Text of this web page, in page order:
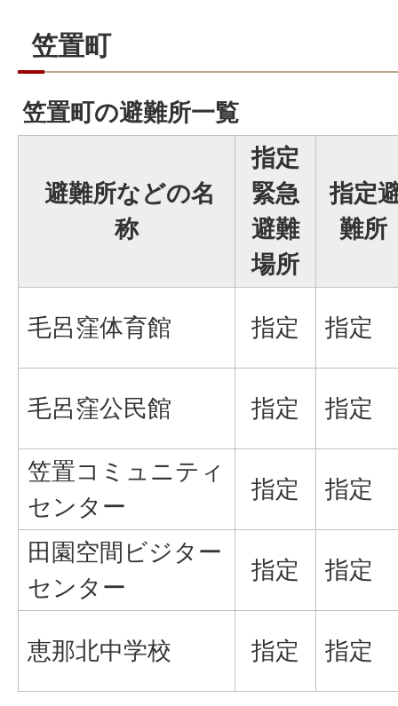
笠置町
笠置町の避難所一覧
避難所などの名
称
指定
緊急
避難
場所
指定
難所
毛呂窪体育館 指定 指定
毛呂窪公民館 指定 指定
笠置コミュニティ
センター
指定 指定
田園空間ビジター
センター
指定 指定
恵那北中学校 指定 指定